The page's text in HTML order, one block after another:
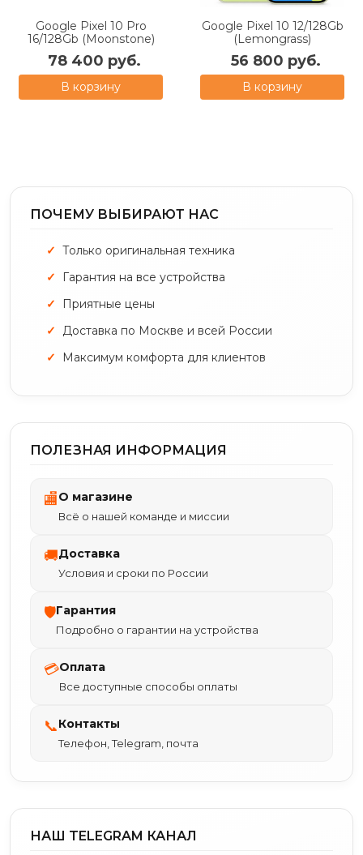
Google Pixel 10 Pro
16/128Gb (Moonstone)
78 400 руб.
В корзину
Google Pixel 10 12/128Gb
(Lemongrass)
56 800 руб.
В корзину
ПОЧЕМУ ВЫБИРАЮТ НАС
Только оригинальная техника
Гарантия на все устройства
Приятные цены
Доставка по Москве и всей России
Максимум комфорта для клиентов
ПОЛЕЗНАЯ ИНФОРМАЦИЯ
🏬О магазине
Всё о нашей команде и миссии
🚚Доставка
Условия и сроки по России
🛡Гарантия
Подробно о гарантии на устройства
💳Оплата
Все доступные способы оплаты
📞Контакты
Телефон, Telegram, почта
НАШ TELEGRAM КАНАЛ